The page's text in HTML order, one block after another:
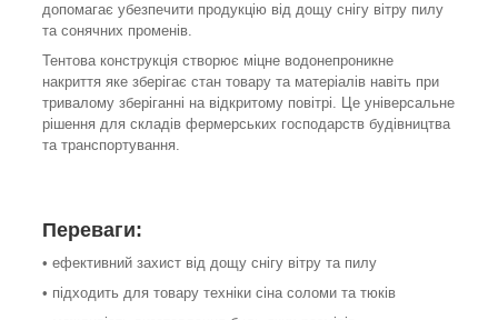
допомагає убезпечити продукцію від дощу снігу вітру пилу
та сонячних променів.
Тентова конструкція створює міцне водонепроникне
накриття яке зберігає стан товару та матеріалів навіть при
тривалому зберіганні на відкритому повітрі. Це універсальне
рішення для складів фермерських господарств будівництва
та транспортування.
Переваги:
• ефективний захист від дощу снігу вітру та пилу
• підходить для товару техніки сіна соломи та тюків